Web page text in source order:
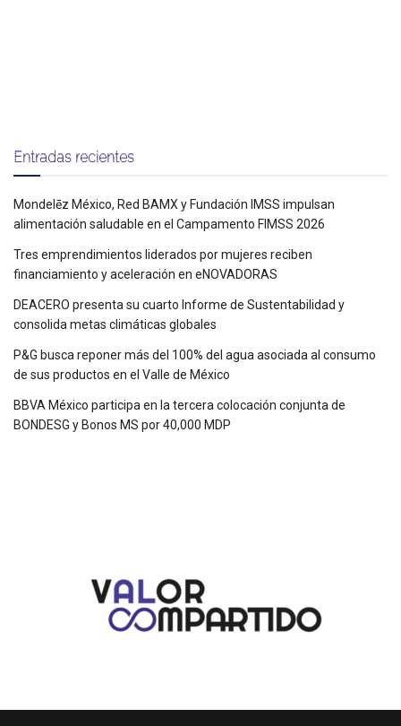
Entradas recientes
Mondelēz México, Red BAMX y Fundación IMSS impulsan
alimentación saludable en el Campamento FIMSS 2026
Tres emprendimientos liderados por mujeres reciben
financiamiento y aceleración en eNOVADORAS
DEACERO presenta su cuarto Informe de Sustentabilidad y
consolida metas climáticas globales
P&G busca reponer más del 100% del agua asociada al consumo
de sus productos en el Valle de México
BBVA México participa en la tercera colocación conjunta de
BONDESG y Bonos MS por 40,000 MDP